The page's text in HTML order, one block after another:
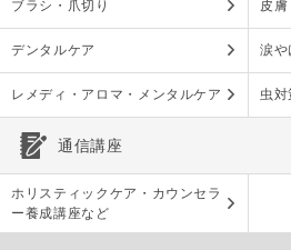
ブラシ・爪切り 皮
デンタルケア 涙や
レメディ・アロマ・メンタルケア 虫対
通信講座
ホリスティックケア・カウンセラ
ー養成講座など